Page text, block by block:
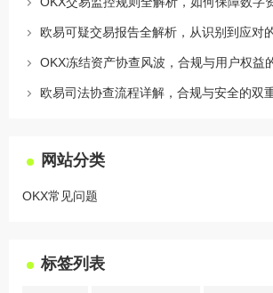
欧易可疑交易报告全解析，从识别到应对
OKX冻结资产协查风波，合规与用户权益
欧易司法协查流程详解，合规与安全的双
网站分类
OKX常见问题
标签列表